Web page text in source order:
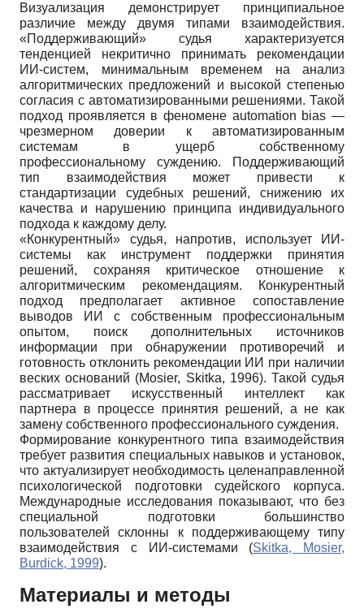
Визуализация демонстрирует принципиальное
различие между двумя типами взаимодействия.
«Поддерживающий» судья характеризуется
тенденцией некритично принимать рекомендации
ИИ-систем, минимальным временем на анализ
алгоритмических предложений и высокой степенью
согласия с автоматизированными решениями. Такой
подход проявляется в феномене automation bias —
чрезмерном доверии к автоматизированным
системам в ущерб собственному
профессиональному суждению. Поддерживающий
тип взаимодействия может привести к
стандартизации судебных решений, снижению их
качества и нарушению принципа индивидуального
подхода к каждому делу.
«Конкурентный» судья, напротив, использует ИИ-
системы как инструмент поддержки принятия
решений, сохраняя критическое отношение к
алгоритмическим рекомендациям. Конкурентный
подход предполагает активное сопоставление
выводов ИИ с собственным профессиональным
опытом, поиск дополнительных источников
информации при обнаружении противоречий и
готовность отклонить рекомендации ИИ при наличии
веских оснований (Mosier, Skitka, 1996). Такой судья
рассматривает искусственный интеллект как
партнера в процессе принятия решений, а не как
замену собственного профессионального суждения.
Формирование конкурентного типа взаимодействия
требует развития специальных навыков и установок,
что актуализирует необходимость целенаправленной
психологической подготовки судейского корпуса.
Международные исследования показывают, что без
специальной подготовки большинство
пользователей склонны к поддерживающему типу
взаимодействия с ИИ-системами (Skitka, Mosier,
Burdick, 1999).
Материалы и методы